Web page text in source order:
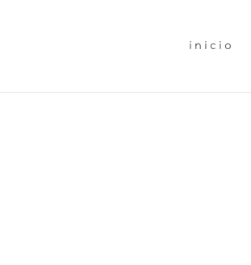
inicio